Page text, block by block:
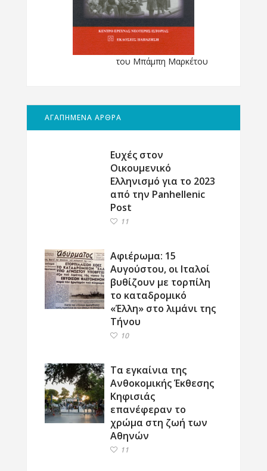
του Μπάμπη Μαρκέτου
ΑΓΑΠΗΜΕΝΑ ΑΡΘΡΑ
Ευχές στον
Οικουμενικό
Ελληνισμό για το 2023
από την Panhellenic
Post
11
Αφιέρωμα: 15
Αυγούστου, οι Ιταλοί
βυθίζουν με τορπίλη
το καταδρομικό
«Έλλη» στο λιμάνι της
Τήνου
10
Τα εγκαίνια της
Ανθοκομικής Έκθεσης
Κηφισιάς
επανέφεραν το
χρώμα στη ζωή των
Αθηνών
11